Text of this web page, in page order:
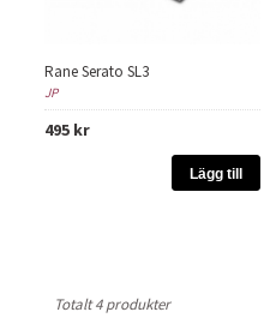
Rane Serato SL3
JP
495 kr
Lägg till
Totalt 4 produkter